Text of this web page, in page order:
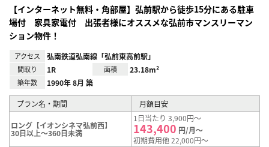
【インターネット無料・角部屋】弘前駅から徒歩15分にある駐車
場付 家具家電付 出張者様にオススメな弘前市マンスリーマン
ション物件！
アクセス 弘南鉄道弘南線「弘前東高前駅」
間取り 1R 面積 23.18m²
築年数 1990年 8月 築
プラン名・期間 月額目安
ロング【イオンシネマ弘前西】
30日以上～360日未満
1日当たり 3,900円～
143,400 円/月～
初期費用他 22,000円～